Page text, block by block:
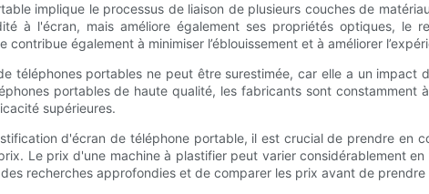
implique le processus de liaison de plusieurs couches de
à l'écran, mais améliore également ses propriétés optiques, le
également à minimiser l’éblouissement et à améliorer
téléphones portables ne peut être surestimée, car elle a un
portables de haute qualité, les fabricants sont
supérieures.
d'écran de téléphone portable, il est crucial de prendre en
Le prix d'une machine à plastifier peut varier considérablement
recherches approfondies et de comparer les prix avant de prendre